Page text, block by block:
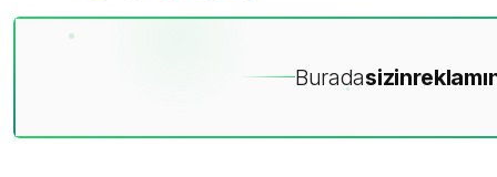
Buradasizin